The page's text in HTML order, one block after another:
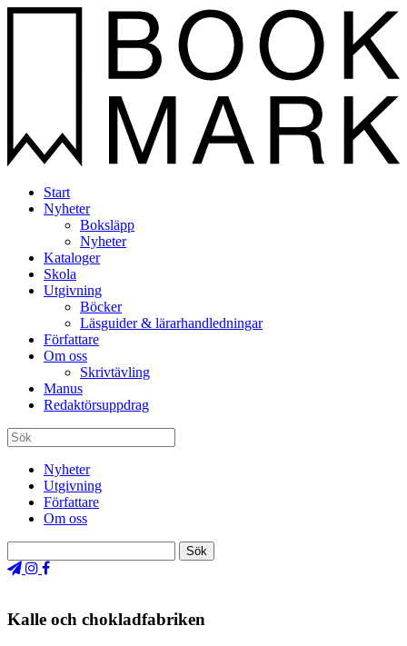
Start
Nyheter
Boksläpp
Nyheter
Kataloger
Skola
Utgivning
Böcker
Läsguider & lärarhandledningar
Författare
Om oss
Skrivtävling
Manus
Redaktörsuppdrag
Nyheter
Utgivning
Författare
Om oss
Kalle och chokladfabriken